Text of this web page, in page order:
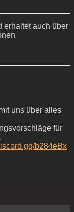
erhaltet auch über
uns über alles
für
b284eBx